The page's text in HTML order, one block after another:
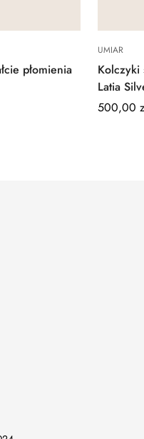
płomienia
UMIAR
Kolczyki
Latia
Regular
500,00